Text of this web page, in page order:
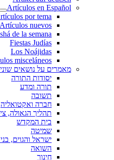
Artículos en Español
por tema
Artículos nuevos
de la semana
Fiestas Judías
Los Noájidas
misceláneos
מאמרים על נושאים
יסודות התורה
תורה ומדע
תשובה
חברה ואקטואליה
תהליך הגאולה,
בית המקדש
שמיטה
ישראל והגוים,
השואה
חינוך